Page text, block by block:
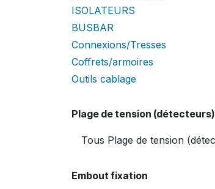
ISOLATEURS
BUSBAR
Connexions/Tresses
Coffrets/armoires
Outils cablage
Plage de tension (détecteurs)
Embout fixation